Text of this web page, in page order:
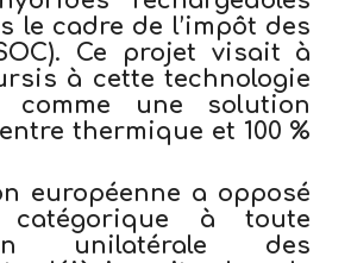
le cadre de l’impôt des
Ce projet visait à
à cette technologie
comme une solution
thermique et 100 %
européenne a opposé
à toute
unilatérale des